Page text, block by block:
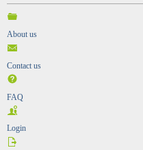
About us
Contact us
FAQ
Login